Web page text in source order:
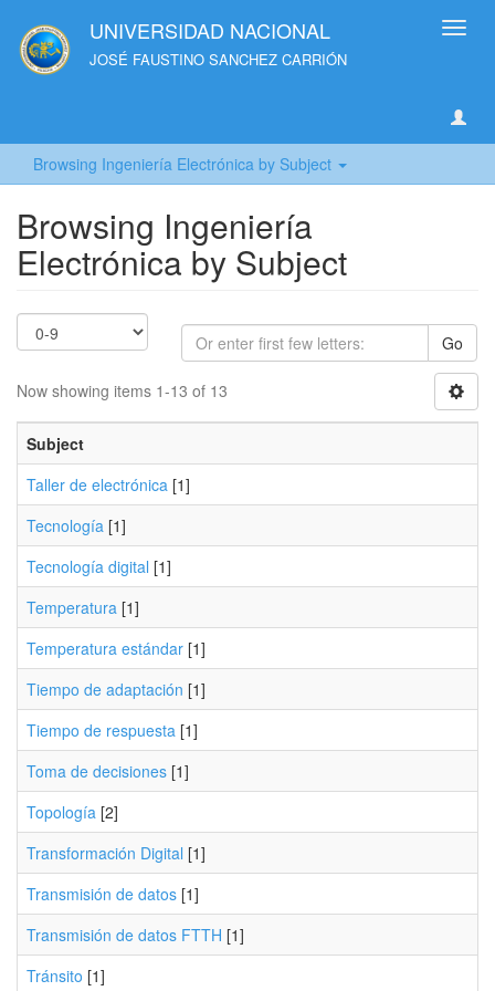
UNIVERSIDAD NACIONAL
JOSÉ FAUSTINO SANCHEZ CARRIÓN
Browsing Ingeniería Electrónica by Subject
Browsing Ingeniería
Electrónica by Subject
Go
Now showing items 1-13 of 13
Subject
Taller de electrónica [1]
Tecnología [1]
Tecnología digital [1]
Temperatura [1]
Temperatura estándar [1]
Tiempo de adaptación [1]
Tiempo de respuesta [1]
Toma de decisiones [1]
Topología [2]
Transformación Digital [1]
Transmisión de datos [1]
Transmisión de datos FTTH [1]
Tránsito [1]